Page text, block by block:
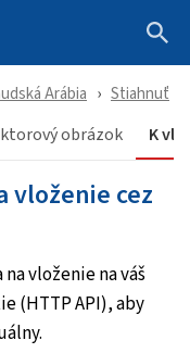
Arábia Stiahnuť
obrázok K
vloženie cez
vloženie na váš
(HTTP API), aby